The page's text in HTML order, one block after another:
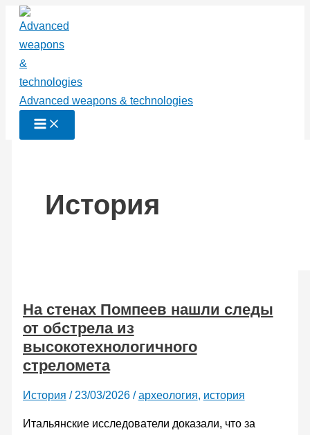
Перейти
содержимому
Advanced weapons & technologies
История
На стенах Помпеев нашли следы
от обстрела из
высокотехнологичного
стреломета
История / 23/03/2026 /археология, история
Итальянские исследователи доказали, что за